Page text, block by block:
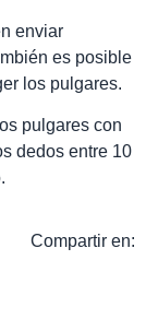
enviar
es posible
los pulgares.
pulgares con
dedos entre 10
Compartir en: